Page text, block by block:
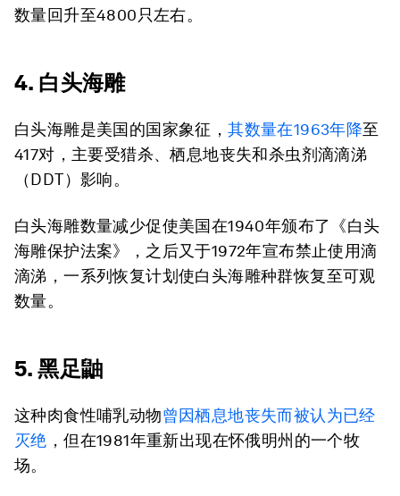
数量回升至4800只左右。
4. 白头海雕
白头海雕是美国的国家象征，其数量在1963年降至
417对，主要受猎杀、栖息地丧失和杀虫剂滴滴涕
（DDT）影响。
白头海雕数量减少促使美国在1940年颁布了《白头
海雕保护法案》，之后又于1972年宣布禁止使用滴
滴涕，一系列恢复计划使白头海雕种群恢复至可观
数量。
5. 黑足鼬
这种肉食性哺乳动物曾因栖息地丧失而被认为已经
灭绝 ，但在1981年重新出现在怀俄明州的一个牧
场。